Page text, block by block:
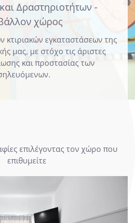
Δραστηριοτήτων -
χώρος
κτιριακών εγκαταστάσεων της
μας, με στόχο τις άριστες
και προστασίας των
επιλέγοντας τον χώρο που
επιθυμείτε